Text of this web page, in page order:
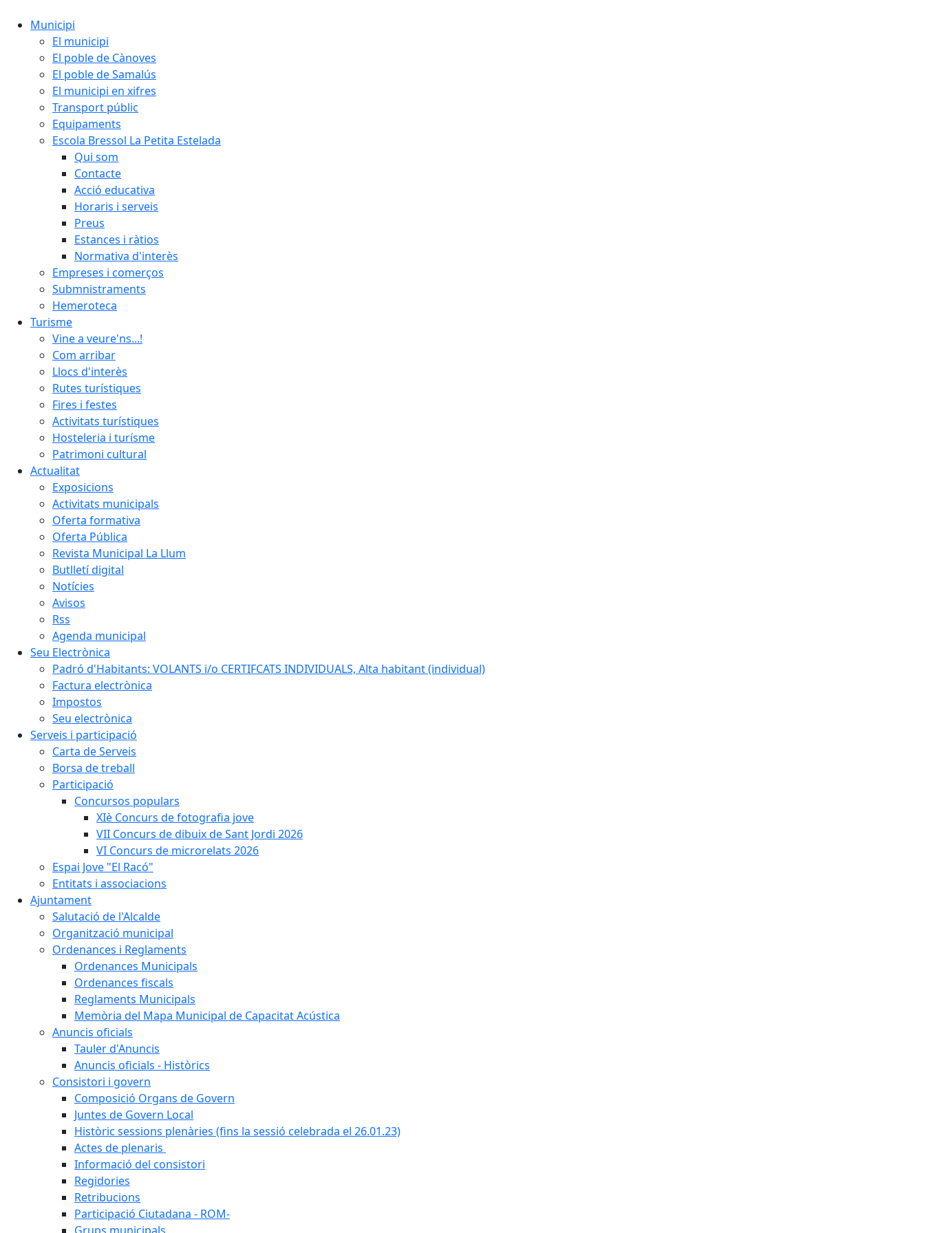
Municipi
El municipi
El poble de Cànoves
El poble de Samalús
El municipi en xifres
Transport públic
Equipaments
Escola Bressol La Petita Estelada
Qui som
Contacte
Acció educativa
Horaris i serveis
Preus
Estances i ràtios
Normativa d'interès
Empreses i comerços
Submnistraments
Hemeroteca
Turisme
Vine a veure'ns...!
Com arribar
Llocs d'interès
Rutes turístiques
Fires i festes
Activitats turístiques
Hosteleria i turísme
Patrimoni cultural
Actualitat
Exposicions
Activitats municipals
Oferta formativa
Oferta Pública
Revista Municipal La Llum
Butlletí digital
Notícies
Avisos
Rss
Agenda municipal
Seu Electrònica
Padró d'Habitants: VOLANTS i/o CERTIFCATS INDIVIDUALS, Alta habitant (individual)
Factura electrònica
Impostos
Seu electrònica
Serveis i participació
Carta de Serveis
Borsa de treball
Participació
Concursos populars
XIè Concurs de fotografia jove
VII Concurs de dibuix de Sant Jordi 2026
VI Concurs de microrelats 2026
Espai Jove "El Racó"
Entitats i associacions
Ajuntament
Salutació de l'Alcalde
Organització municipal
Ordenances i Reglaments
Ordenances Municipals
Ordenances fiscals
Reglaments Municipals
Memòria del Mapa Municipal de Capacitat Acústica
Anuncis oficials
Tauler d'Anuncis
Anuncis oficials - Històrics
Consistori i govern
Composició Organs de Govern
Juntes de Govern Local
Històric sessions plenàries (fins la sessió celebrada el 26.01.23)
Actes de plenaris
Informació del consistori
Regidories
Retribucions
Participació Ciutadana - ROM-